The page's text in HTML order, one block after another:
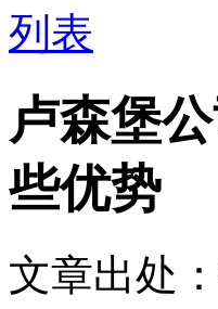
列表
卢森堡
些优势
文章出处